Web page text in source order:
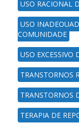
USO RACIONAL
USO
COMUNIDADE
USO EXCESSIVO
TRANSTORNOS
TRANSTORNOS
TERAPIA DE